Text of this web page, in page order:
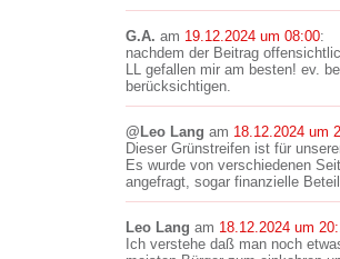
G.A. am 19.12.2024 um 08:00:
nachdem der Beitrag
LL gefallen mir am besten! ev.
berücksichtigen.
@Leo Lang am 18.12.2024 um
Dieser Grünstreifen ist für
Es wurde von verschiedenen
angefragt, sogar finanzielle
Leo Lang am 18.12.2024 um
Ich verstehe daß man noch